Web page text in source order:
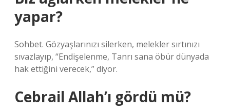
yapar?
Sohbet. Gözyaşlarınızı silerken, melekler sırtınızı
sıvazlayıp, “Endişelenme, Tanrı sana öbür dünyada
hak ettiğini verecek,” diyor.
Cebrail Allah’ı gördü mü?